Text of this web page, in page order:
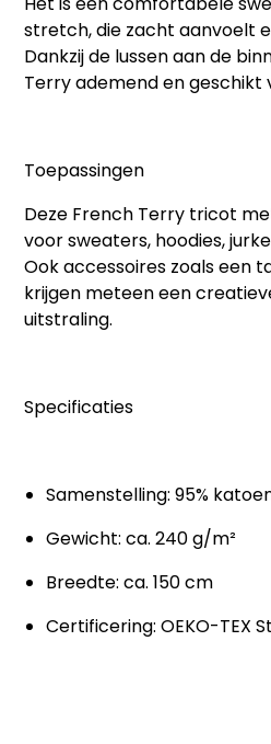
stretch, die zacht aanvoelt
Dankzij de lussen aan de
Terry ademend en geschikt
Toepassingen
Deze French Terry tricot
voor sweaters, hoodies,
Ook accessoires zoals een
krijgen meteen een
uitstraling.
Specificaties
Samenstelling: 95%
Gewicht: ca. 240 g/m²
Breedte: ca. 150 cm
Certificering: OEKO-TEX